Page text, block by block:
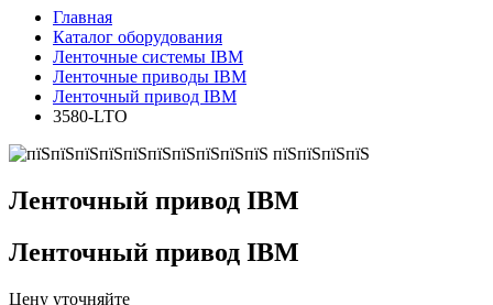
Главная
Каталог оборудования
Ленточные системы IBM
Ленточные приводы IBM
Ленточный привод IBM
3580-LTO
Ленточный привод IBM
Ленточный привод IBM
Цену уточняйте